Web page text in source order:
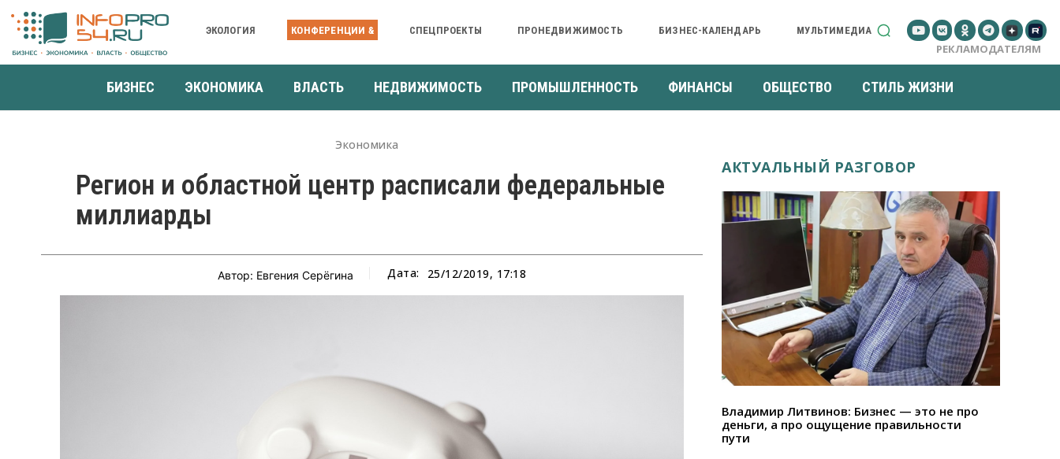
ЭКОЛОГИЯ КОНФЕРЕНЦИИ & СПЕЦПРОЕКТЫ ПРОНЕДВИЖИМОСТЬ БИЗНЕС-КАЛЕНДАРЬ МУЛЬТИМЕДИА
РЕКЛАМОДАТЕЛЯМ
БИЗНЕС ЭКОНОМИКА ВЛАСТЬ НЕДВИЖИМОСТЬ ПРОМЫШЛЕННОСТЬ ФИНАНСЫ ОБЩЕСТВО СТИЛЬ ЖИЗНИ
Экономика
Регион и областной центр расписали федеральные
миллиарды
Автор: Евгения Серёгина Дата: 25/12/2019, 17:18
АКТУАЛЬНЫЙ РАЗГОВОР
Владимир Литвинов: Бизнес — это не про
деньги, а про ощущение правильности
пути